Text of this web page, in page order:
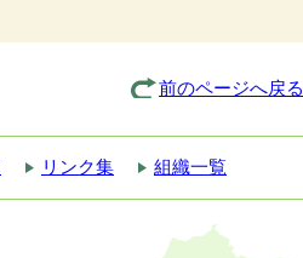
前のページへ戻る
リンク集 組織一覧